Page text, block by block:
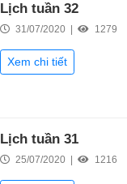
Lịch tuần 32
31/07/2020 | 1279
Xem chi tiết
Lịch tuần 31
25/07/2020 | 1216